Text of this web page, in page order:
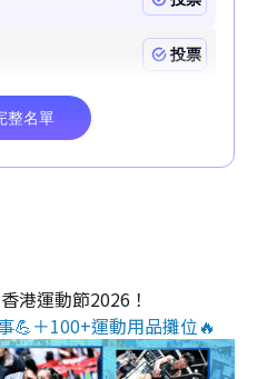
港運動節2026！
💪＋100+運動用品攤位🔥